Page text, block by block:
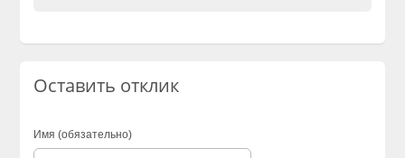
Оставить отклик
Имя (обязательно)